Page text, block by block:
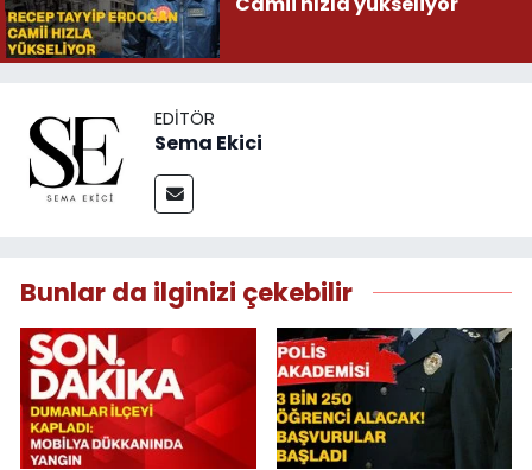
EDITÖR
Sema Ekici
Bunlar da ilginizi çekebilir